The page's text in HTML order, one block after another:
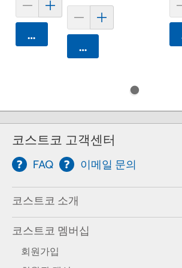
카트에 담기
카트에 담기
코스트코 고객센터
FAQ 이메일 문의
코스트코 소개
코스트코 멤버십
회원가입